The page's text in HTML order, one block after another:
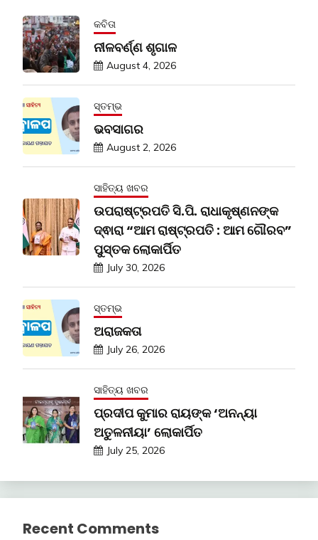
କବିତା
ନୀଳବର୍ଣ୍ଣ ଶୃଗାଳ
August 4, 2026
ସ୍ତମ୍ଭ
ଭବସାଗର
August 2, 2026
ସାହିତ୍ୟ ଖବର
ଉପରାଷ୍ଟ୍ରପତି ସି.ପି. ରାଧାକୃଷ୍ଣନଙ୍କ
ଦ୍ଵାରା “ଆମ ରାଷ୍ଟ୍ରପତି : ଆମ ଗୌରବ”
ପୁସ୍ତକ ଲୋକାର୍ପିତ
July 30, 2026
ସ୍ତମ୍ଭ
ଅରାଜକତା
July 26, 2026
ସାହିତ୍ୟ ଖବର
ପ୍ରଦୀପ କୁମାର ରାୟଙ୍କ ‘ଅନନ୍ୟା
ଅତୁଳନୀୟା’ ଲୋକାର୍ପିତ
July 25, 2026
Recent Comments